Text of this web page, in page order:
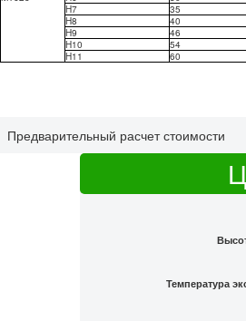
H7
35
H8
40
H9
46
H10
54
H11
60
Предварительный расчет стоимости
Температура